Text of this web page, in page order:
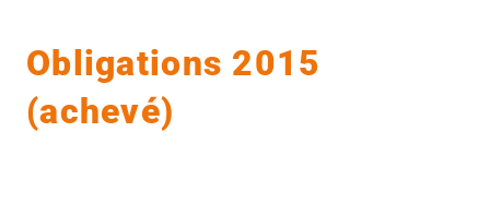
Obligations 2015
(achevé)